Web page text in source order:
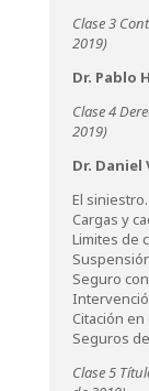
Clase 3
2019)
Dr. Pablo
Clase 4
2019)
Dr. Daniel
El siniestro.
Cargas y
Limites de
Seguro
Citación en
Seguros
Clase 5